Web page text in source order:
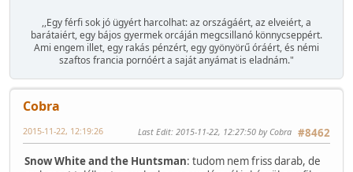
,,Egy férfi sok jó ügyért harcolhat: az országáért, az elveiért, a
barátaiért, egy bájos gyermek orcáján megcsillanó könnycseppért.
Ami engem illet, egy rakás pénzért, egy gyönyörű óráért, és némi
szaftos francia pornóért a saját anyámat is eladnám."
Cobra
#8462
2015-11-22, 12:19:26 Last Edit: 2015-11-22, 12:27:50 by Cobra
Snow White and the Huntsman: tudom nem friss darab, de